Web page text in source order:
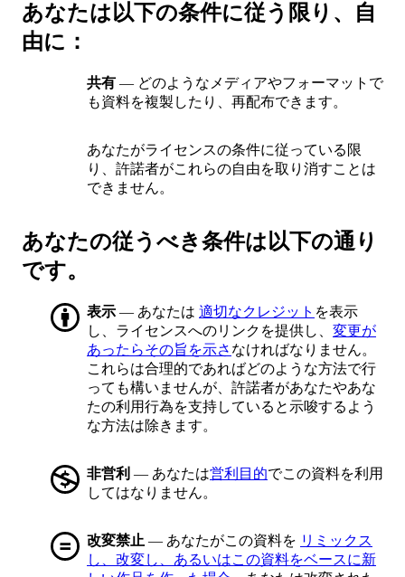
あなたは以下の条件に従う限り、自
由に：
共有 — どのようなメディアやフォーマットで
も資料を複製したり、再配布できます。
あなたがライセンスの条件に従っている限
り、許諾者がこれらの自由を取り消すことは
できません。
あなたの従うべき条件は以下の通り
です。
表示 — あなたは 適切なクレジット を表示
し、ライセンスへのリンクを提供し、 変更が
あったらその旨を示さ なければなりません。
これらは合理的であればどのような方法で行
っても構いませんが、許諾者があなたやあな
たの利用行為を支持していると示唆するよう
な方法は除きます。
非営利 — あなたは営利目的でこの資料を利用
してはなりません。
改変禁止 — あなたがこの資料を リミックス
し、改変し、あるいはこの資料をベースに新